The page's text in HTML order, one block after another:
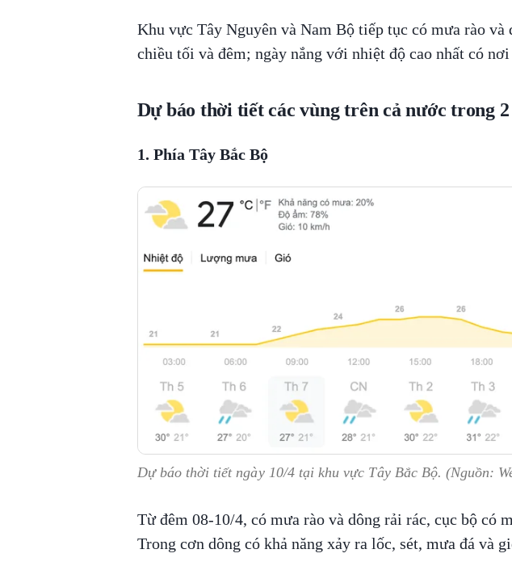
Khu vực Tây Nguyên và Nam Bộ tiếp tục có mưa rào và
chiều tối và đêm; ngày nắng với nhiệt độ cao nhất có
Dự báo thời tiết các vùng trên cả nước trong 2
1. Phía Tây Bắc Bộ
Dự báo thời tiết ngày 10/4 tại khu vực Tây Bắc Bộ. (Nguồn:
Từ đêm 08-10/4, có mưa rào và dông rải rác, cục bộ có
Trong cơn dông có khả năng xảy ra lốc, sét, mưa đá và